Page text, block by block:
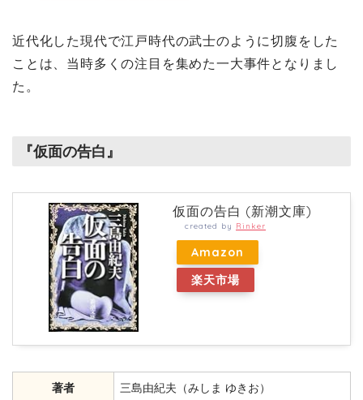
近代化した現代で江戸時代の武士のように切腹をした
ことは、当時多くの注目を集めた一大事件となりまし
た。
『仮面の告白』
仮面の告白 (新潮文庫)
created by Rinker
Amazon
楽天市場
著者 三島由紀夫（みしま ゆきお）